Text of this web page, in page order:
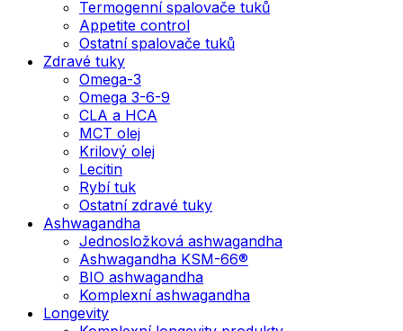
Termogenní spalovače tuků
Appetite control
Ostatní spalovače tuků
Zdravé tuky
Omega-3
Omega 3-6-9
CLA a HCA
MCT olej
Krilový olej
Lecitin
Rybí tuk
Ostatní zdravé tuky
Ashwagandha
Jednosložková ashwagandha
Ashwagandha KSM-66®
BIO ashwagandha
Komplexní ashwagandha
Longevity